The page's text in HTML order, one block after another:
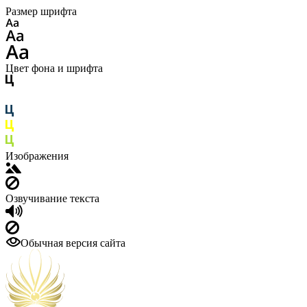
Размер шрифта
Цвет фона и шрифта
Изображения
Озвучивание текста
Обычная версия сайта